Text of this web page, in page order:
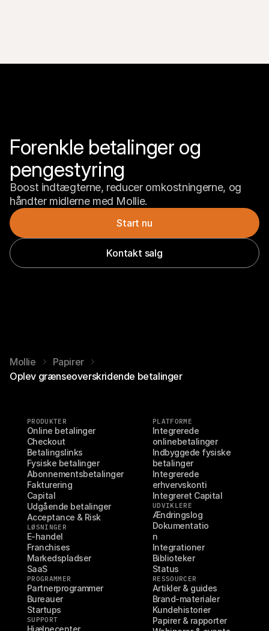
Forenkle betalinger og
pengestyring
Boost indtægterne, reducer omkostningerne, og
håndter midlerne med Mollie.
Start nu
Kontakt salg
Mollie
Papirer
Oplev grænseoverskridende betalinger
PRODUKTER
Online betalinger
Checkout
Betalingslinks
Fysiske betalinger
Abonnementsbetalinger
Fakturering
Capital
Udgående betalinger
Acceptance & Risk
LØSNINGER
E-handel
Franchises
Markedspladser
SaaS
PROGRAMMER
Partnerprogrammer
Bureauer
Startups
SUPPORT
Hjælpecenter
PLATFORME
Integrerede
onlinebetalinger
Indbyggede fysiske
betalinger
Integrerede
erhvervskonti
Integreret Capital
UDVIKLERE
Ændringslog
Dokumentatio
n
Integrationer
Biblioteker
Status
RESSOURCER
Artikler & guides
Brand-materialer
Kundehistorier
Papirer & rapporter